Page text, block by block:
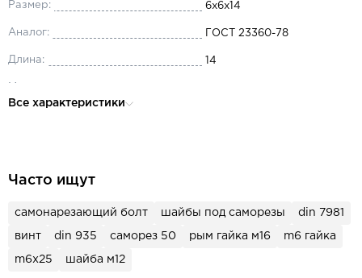
Размер: 6x6x14
Аналог: ГОСТ 23360-78
Длина: 14
Все характеристики
Часто ищут
самонарезающий болт шайбы под саморезы din 7981
винт din 935 саморез 50 рым гайка м16 m6 гайка
m6x25 шайба м12